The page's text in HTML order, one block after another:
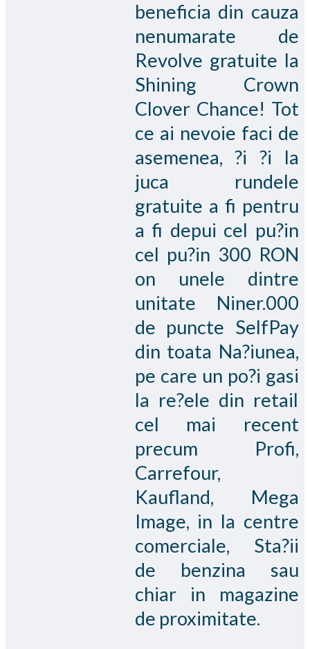
beneficia din cauza
nenumarate de
Revolve gratuite la
Shining Crown
Clover Chance! Tot
ce ai nevoie faci de
asemenea, ?i ?i la
juca rundele
gratuite a fi pentru
a fi depui cel pu?in
cel pu?in 300 RON
on unele dintre
unitate Niner.000
de puncte SelfPay
din toata Na?iunea,
pe care un po?i gasi
la re?ele din retail
cel mai recent
precum Profi,
Carrefour,
Kaufland, Mega
Image, in la centre
comerciale, Sta?ii
de benzina sau
chiar in magazine
de proximitate.